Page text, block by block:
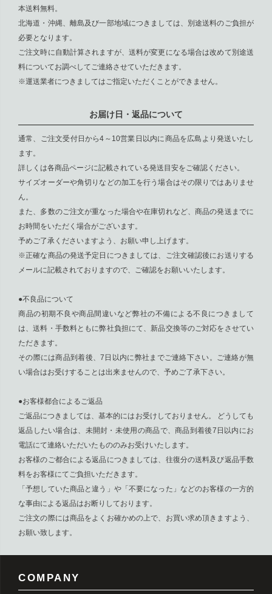
本送料無料。
北海道・沖縄、離島及び一部地域につきましては、別途送料のご負担が
必要となります。
ご注文時に自動計算されますが、送料が変更になる場合は改めて別途送
料についてお調べしてご連絡させていただきます。
※運送業者につきましてはご指定いただくことができません。
お届け日・返品について
通常、ご注文受付日から4～10営業日以内に商品を広島より発送いたし
ます。
詳しくは各商品ページに記載されている発送目安をご確認ください。
サイズオーダーや角切りなどの加工を行う場合はその限りではありませ
ん。
また、多数のご注文が重なった場合や在庫切れなど、商品の発送までに
お時間をいただく場合がございます。
予めご了承くださいますよう、お願い申し上げます。
※正確な商品の発送予定日につきましては、ご注文確認後にお送りする
メールに記載されておりますので、ご確認をお願いいたします。
●不良品について
商品の初期不良や商品間違いなど弊社の不備による不良につきまして
は、送料・手数料ともに弊社負担にて、新品交換等のご対応をさせてい
ただきます。
その際には商品到着後、7日以内に弊社までご連絡下さい。ご連絡が無
い場合はお受けすることは出来ませんので、予めご了承下さい。
●お客様都合によるご返品
ご返品につきましては、基本的にはお受けしておりません。 どうしても
返品したい場合は、未開封・未使用の商品で、商品到着後7日以内にお
電話にて連絡いただいたもののみお受けいたします。
お客様のご都合による返品につきましては、往復分の送料及び返品手数
料をお客様にてご負担いただきます。
「予想していた商品と違う」や「不要になった」などのお客様の一方的
な事由による返品はお断りしております。
ご注文の際には商品をよくお確かめの上で、お買い求め頂きますよう、
お願い致します。
COMPANY